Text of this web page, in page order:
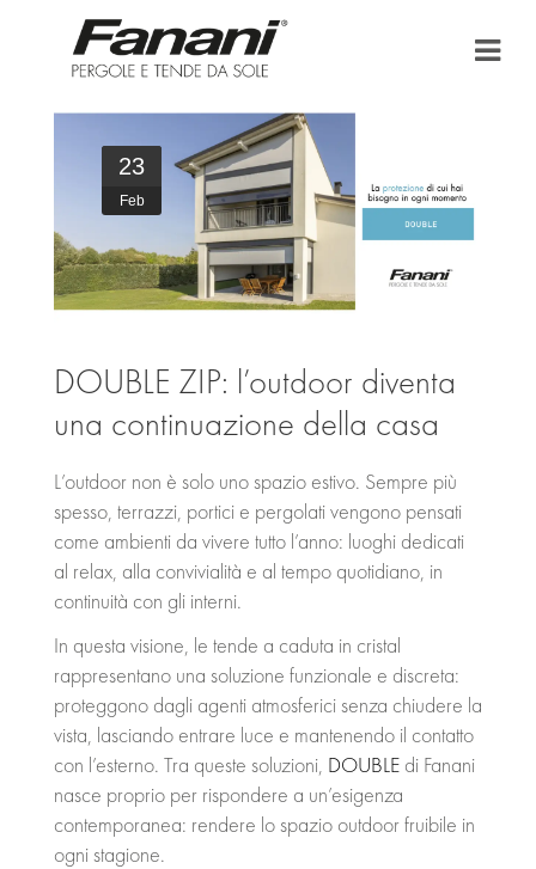
TENDE DA SOLE
PERGOLA E PERGOLATO
PUNTI VENDITA
AREA DOWNLOAD
NEWS
CONTATTI
23
Feb
DOUBLE ZIP: l’outdoor diventa
una continuazione della casa
L’outdoor non è solo uno spazio estivo. Sempre più
spesso, terrazzi, portici e pergolati vengono pensati
come ambienti da vivere tutto l’anno: luoghi dedicati
al relax, alla convivialità e al tempo quotidiano, in
continuità con gli interni.
In questa visione, le tende a caduta in cristal
rappresentano una soluzione funzionale e discreta:
proteggono dagli agenti atmosferici senza chiudere la
vista, lasciando entrare luce e mantenendo il contatto
con l’esterno. Tra queste soluzioni, DOUBLE di Fanani
nasce proprio per rispondere a un’esigenza
contemporanea: rendere lo spazio outdoor fruibile in
ogni stagione.